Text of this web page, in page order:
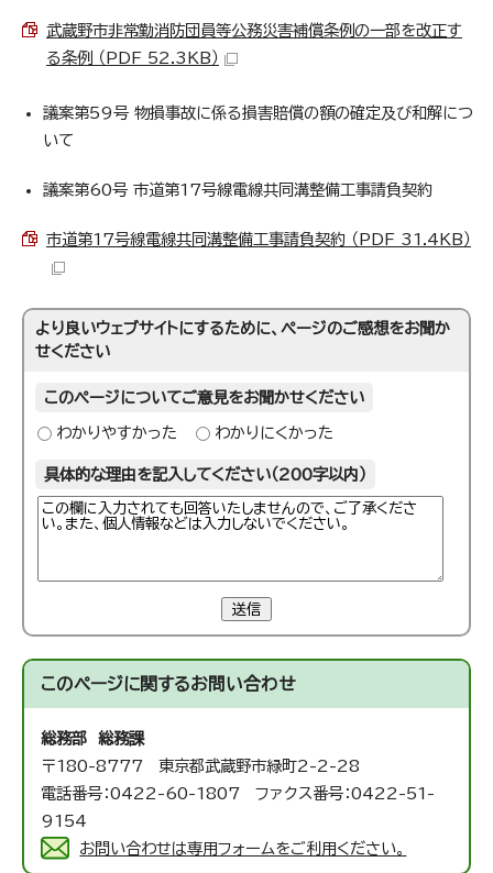
武蔵野市非常勤消防団員等公務災害補償条例の一部を改正す
る条例 （PDF 52.3KB）
議案第59号 物損事故に係る損害賠償の額の確定及び和解につ
いて
議案第60号 市道第17号線電線共同溝整備工事請負契約
市道第17号線電線共同溝整備工事請負契約 （PDF 31.4KB）
より良いウェブサイトにするために、ページのご感想をお聞か
せください
このページについてご意見をお聞かせください
わかりやすかった わかりにくかった
具体的な理由を記入してください（200字以内）
送信
このページに関するお問い合わせ
総務部 総務課
〒180-8777 東京都武蔵野市緑町2-2-28
電話番号：0422-60-1807 ファクス番号：0422-51-
9154
お問い合わせは専用フォームをご利用ください。